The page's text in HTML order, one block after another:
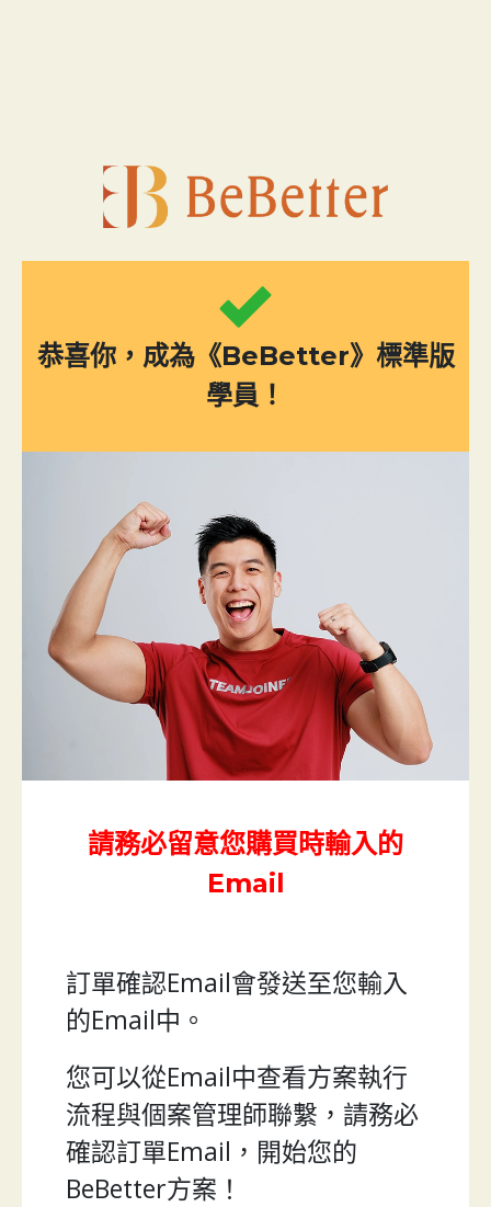
恭喜你，成為《BeBetter》標準版
學員！
請務必留意您購買時輸入的
Email
訂單確認Email會發送至您輸入
的Email中。
您可以從Email中查看方案執行
流程與個案管理師聯繫，請務必
確認訂單Email，開始您的
BeBetter方案！